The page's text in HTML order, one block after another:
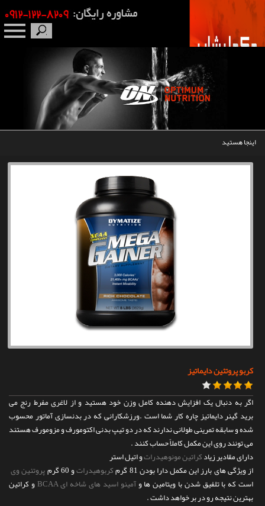
اینجا هستید
کربو پروتئین دایماتیز
اگر به دنبال یک افزایش دهنده کامل وزن خود هستید و از لاغری مفرط رنج می
برید گینر دایماتیز چاره کار شما است .ورزشکارانی که در بدنسازی آماتور محسوب
شده و سابقه تمرینی طولانی ندارند که در دو تیپ بدنی اکتومورف و مزومورف هستند
می تونند روی این مکمل کاملاً حساب کنند .
دارای مقادیر زیادکراتین مونوهیدراتو اتیل استر
از ویژگی های بارز این مکمل دارا بودن 81 گرم
کربوهیدراتو 60 گرم
پروتئین وی
است که با تلفیق شدن با ویتامین ها وآمینو اسید های شاخه ای BCAA
و کراتین
بهترین نتیجه رو در بر خواهد داشت .